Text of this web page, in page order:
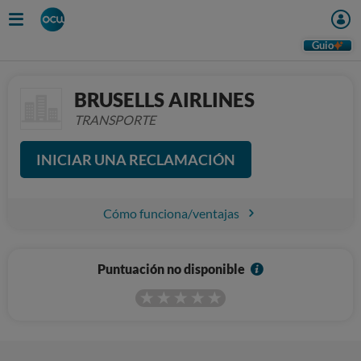
Guio
BRUSELLS AIRLINES
TRANSPORTE
INICIAR UNA RECLAMACIÓN
Cómo funciona/ventajas
Puntuación no disponible
I